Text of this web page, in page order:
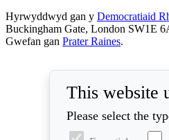
Hyrwyddwyd gan y Democratiaid
Buckingham Gate, London SW1E
Gwefan gan Prater Raines.
This website
Please select the